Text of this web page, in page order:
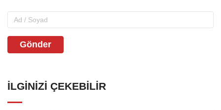
Gönder
İLGINIZI ÇEKEBILIR